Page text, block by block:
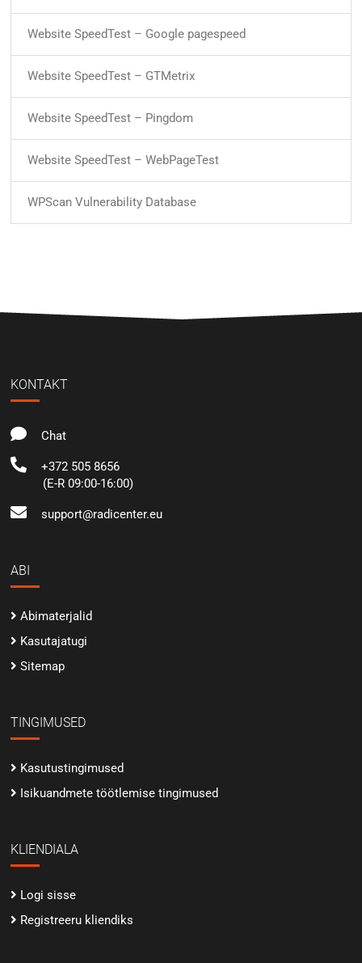
Website SpeedTest – Google pagespeed
Website SpeedTest – GTMetrix
Website SpeedTest – Pingdom
Website SpeedTest – WebPageTest
WPScan Vulnerability Database
KONTAKT
Chat
+372 505 8656
(E-R 09:00-16:00)
support@radicenter.eu
ABI
Abimaterjalid
Kasutajatugi
Sitemap
TINGIMUSED
Kasutustingimused
Isikuandmete töötlemise tingimused
KLIENDIALA
Logi sisse
Registreeru kliendiks